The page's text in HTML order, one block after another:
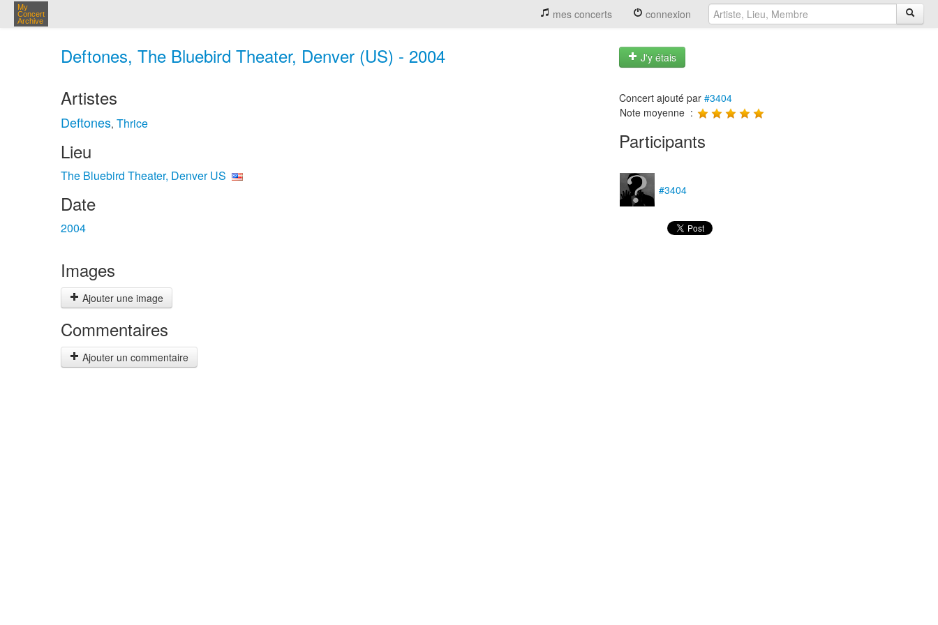
My
Concert
Archive
mes concerts connexion
Deftones, The Bluebird Theater, Denver (US) - 2004 J'y étais
Artistes
Deftones, Thrice
Lieu
The Bluebird Theater, Denver US
Date
2004
Images
Ajouter une image
Commentaires
Ajouter un commentaire
Concert ajouté par #3404
Note moyenne :
Participants
#3404